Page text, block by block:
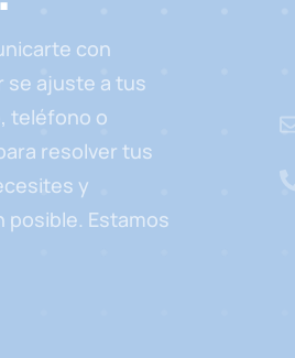
con
se ajuste a tus
teléfono o
resolver tus
y
posible. Estamos